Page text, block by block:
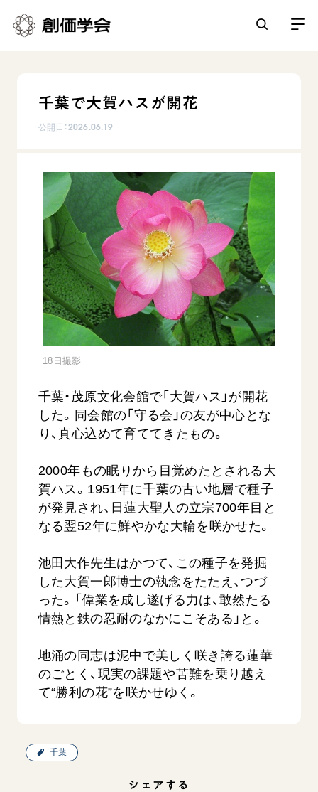
御本尊
日蓮大聖人の仏法（教学入門）
釈尊～法華経
日蓮大聖人
創価学会の三代会長
初代会長・牧口常三郎先生
第2代会長・戸田城聖先生
日常の活動
朝晩の祈り（勤行・唱題）
座談会
仏法を学ぶ
仏法を語る
主な行事
年間の活動について
友人葬
平和・文化・教育
「平和の文化」を構築
核兵器の廃絶に向け連帯を拡大
「人権文化」「ジェンダー平等」を促進
「持続可能な開発目標（SDGs）」の取り組み
人道支援
音楽活動
展示活動
図書贈呈
世界の創価学会
各国ウェブサイト
世界の創価学会の歴史
基本情報
創価学会 会憲
創価学会 会則
創価学会 社会憲章
組織・機構
会長・理事長・各部長の紹介
略年表
関連団体
道府県中心会館
会員サポート
座談会御書ｅ講義
小説『新・人間革命』『人間革命』要旨
関連リンク
墓地公園・納骨堂
聖教電子版
soka youth media
Soka Gakkai グローバルサイト
SGIピースサイト
ご意見
ご利用にあたって
SOKA PICKS すべて見る
千葉で大賀ハスが開花
公開日：2026.06.19
18日撮影
千葉・茂原文化会館で「大賀ハス」が開花
した。同会館の「守る会」の友が中心とな
り、真心込めて育ててきたもの。
2000年もの眠りから目覚めたとされる大
賀ハス。1951年に千葉の古い地層で種子
が発見され、日蓮大聖人の立宗700年目と
なる翌52年に鮮やかな大輪を咲かせた。
池田大作先生はかつて、この種子を発掘
した大賀一郎博士の執念をたたえ、つづ
った。「偉業を成し遂げる力は、敢然たる
情熱と鉄の忍耐のなかにこそある」と。
地涌の同志は泥中で美しく咲き誇る蓮華
のごとく、現実の課題や苦難を乗り越え
て“勝利の花”を咲かせゆく。
千葉
シェアする